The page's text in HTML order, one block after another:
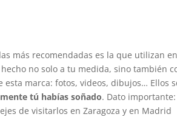
más recomendadas es la que utilizan en
no solo a tu medida, sino también
marca: fotos, videos, dibujos… Ellos
tú habías soñado. Dato
de visitarlos en Zaragoza y en Madrid